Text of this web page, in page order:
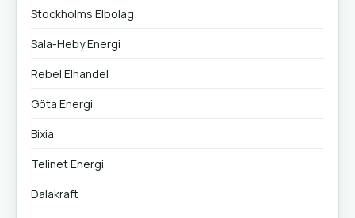
Stockholms Elbolag
Sala-Heby Energi
Rebel Elhandel
Göta Energi
Bixia
Telinet Energi
Dalakraft